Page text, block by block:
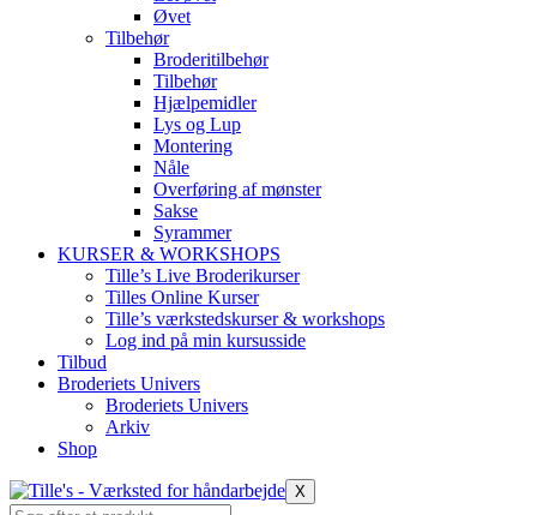
Øvet
Tilbehør
Broderitilbehør
Tilbehør
Hjælpemidler
Lys og Lup
Montering
Nåle
Overføring af mønster
Sakse
Syrammer
KURSER & WORKSHOPS
Tille’s Live Broderikurser
Tilles Online Kurser
Tille’s værkstedskurser & workshops
Log ind på min kursusside
Tilbud
Broderiets Univers
Broderiets Univers
Arkiv
Shop
X